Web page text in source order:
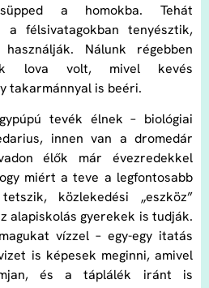
a homokba. Tehát
félsivatagokban tenyésztik,
Nálunk régebben
lova volt, mivel kevés
takarmánnyal is beéri.
tevék élnek – biológiai
innen van a dromedár
élők már évezredekkel
miért a teve a legfontosabb
közlekedési „eszköz”
alapiskolás gyerekek is tudják.
vízzel – egy-egy itatás
is képesek meginni, amivel
és a táplálék iránt is